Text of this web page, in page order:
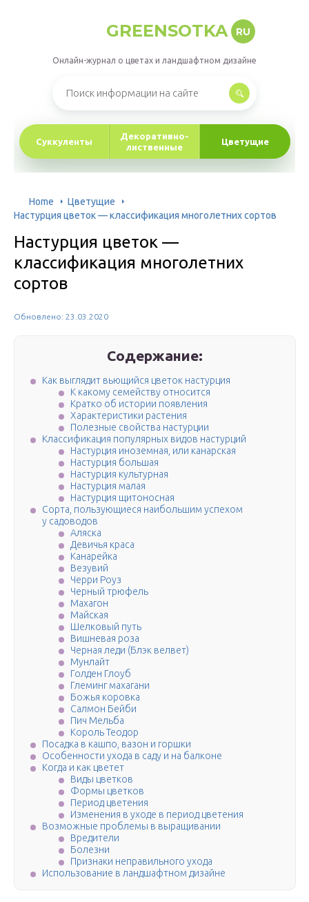
GREENSOTKA RU
Онлайн-журнал о цветах и ландшафтном дизайне
Суккуленты
Декоративно-
лиственные
Цветущие
Home
Цветущие
Настурция цветок — классификация многолетних сортов
Настурция цветок —
классификация многолетних
сортов
Обновлено: 23.03.2020
Содержание:
Как выглядит вьющийся цветок настурция
К какому семейству относится
Кратко об истории появления
Характеристики растения
Полезные свойства настурции
Классификация популярных видов настурций
Настурция иноземная, или канарская
Настурция большая
Настурция культурная
Настурция малая
Настурция щитоносная
Сорта, пользующиеся наибольшим успехом
у садоводов
Аляска
Девичья краса
Канарейка
Везувий
Черри Роуз
Черный трюфель
Махагон
Майская
Шелковый путь
Вишневая роза
Черная леди (Блэк велвет)
Мунлайт
Голден Глоуб
Глеминг махагани
Божья коровка
Салмон Бейби
Пич Мельба
Король Теодор
Посадка в кашпо, вазон и горшки
Особенности ухода в саду и на балконе
Когда и как цветет
Виды цветков
Формы цветков
Период цветения
Изменения в уходе в период цветения
Возможные проблемы в выращивании
Вредители
Болезни
Признаки неправильного ухода
Использование в ландшафтном дизайне